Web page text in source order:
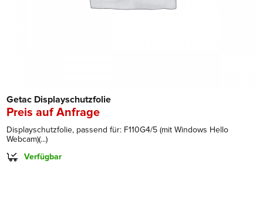
Getac Displayschutzfolie
Preis auf Anfrage
Displayschutzfolie, passend für: F110G4/5 (mit Windows Hello
Webcam)(...)
Verfügbar